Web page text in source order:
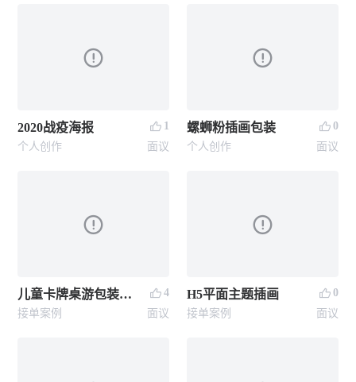
2020战疫海报
1
个人创作
面议
螺蛳粉插画包装
0
个人创作
面议
儿童卡牌桌游包装设计
4
接单案例
面议
H5平面主题插画
0
接单案例
面议